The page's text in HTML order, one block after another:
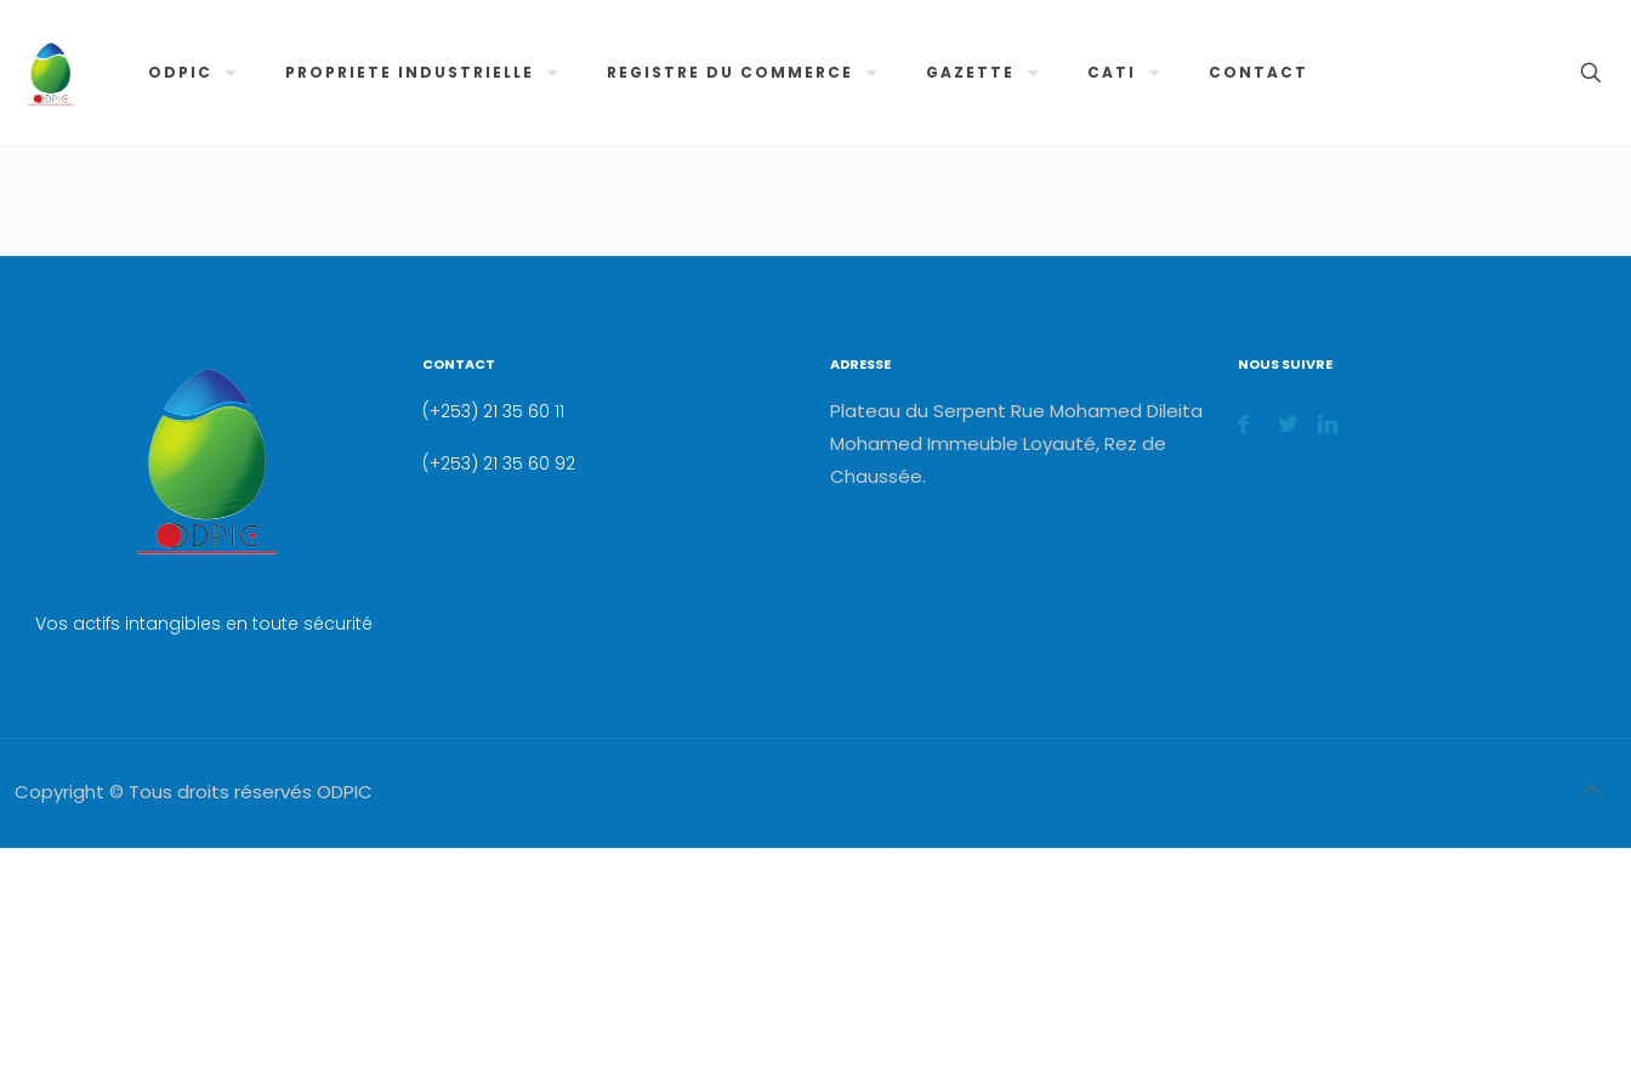
ODPIC PROPRIETE INDUSTRIELLE REGISTRE DU COMMERCE GAZETTE CATI CONTACT
Vos actifs intangibles en toute sécurité
CONTACT
(+253) 21 35 60 11
(+253) 21 35 60 92
ADRESSE
Plateau du Serpent Rue Mohamed Dileita
Mohamed Immeuble Loyauté, Rez de
Chaussée.
NOUS SUIVRE
Copyright © Tous droits réservés ODPIC